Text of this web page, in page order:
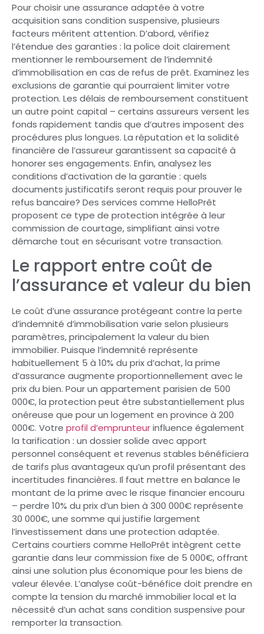
Pour choisir une assurance adaptée à votre
acquisition sans condition suspensive, plusieurs
facteurs méritent attention. D’abord, vérifiez
l’étendue des garanties : la police doit clairement
mentionner le remboursement de l’indemnité
d’immobilisation en cas de refus de prêt. Examinez les
exclusions de garantie qui pourraient limiter votre
protection. Les délais de remboursement constituent
un autre point capital – certains assureurs versent les
fonds rapidement tandis que d’autres imposent des
procédures plus longues. La réputation et la solidité
financière de l’assureur garantissent sa capacité à
honorer ses engagements. Enfin, analysez les
conditions d’activation de la garantie : quels
documents justificatifs seront requis pour prouver le
refus bancaire? Des services comme HelloPrêt
proposent ce type de protection intégrée à leur
commission de courtage, simplifiant ainsi votre
démarche tout en sécurisant votre transaction.
Le rapport entre coût de
l’assurance et valeur du bien
Le coût d’une assurance protégeant contre la perte
d’indemnité d’immobilisation varie selon plusieurs
paramètres, principalement la valeur du bien
immobilier. Puisque l’indemnité représente
habituellement 5 à 10% du prix d’achat, la prime
d’assurance augmente proportionnellement avec le
prix du bien. Pour un appartement parisien de 500
000€, la protection peut être substantiellement plus
onéreuse que pour un logement en province à 200
000€. Votre profil d’emprunteurinfluence également
la tarification : un dossier solide avec apport
personnel conséquent et revenus stables bénéficiera
de tarifs plus avantageux qu’un profil présentant des
incertitudes financières. Il faut mettre en balance le
montant de la prime avec le risque financier encouru
– perdre 10% du prix d’un bien à 300 000€ représente
30 000€, une somme qui justifie largement
l’investissement dans une protection adaptée.
Certains courtiers comme HelloPrêt intègrent cette
garantie dans leur commission fixe de 5 000€, offrant
ainsi une solution plus économique pour les biens de
valeur élevée. L’analyse coût-bénéfice doit prendre en
compte la tension du marché immobilier local et la
nécessité d’un achat sans condition suspensive pour
remporter la transaction.